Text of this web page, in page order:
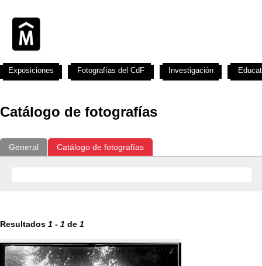
Catálogo de fotografías
General Catálogo de fotografías
Resultados 1 - 1 de 1
Exposiciones Fotografías del CdF Investigación